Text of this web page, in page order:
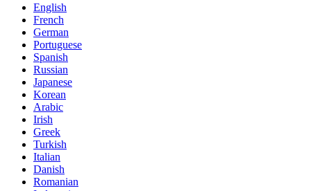
English
French
German
Portuguese
Spanish
Russian
Japanese
Korean
Arabic
Irish
Greek
Turkish
Italian
Danish
Romanian